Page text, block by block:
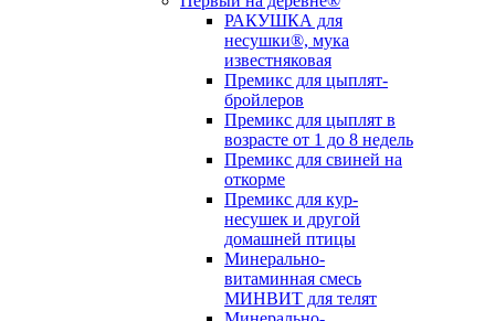
РАКУШКА для
несушки®, мука
известняковая
Премикс для цыплят-
бройлеров
Премикс для цыплят в
возрасте от 1 до 8 недель
Премикс для свиней на
откорме
Премикс для кур-
несушек и другой
домашней птицы
Минерально-
витаминная смесь
МИНВИТ для телят